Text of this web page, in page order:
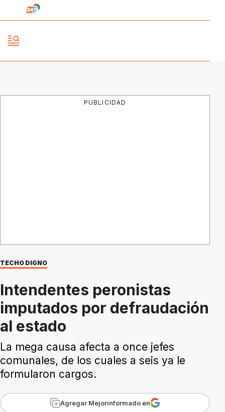
PUBLICIDAD
TECHO DIGNO
Intendentes peronistas
imputados por defraudación
al estado
La mega causa afecta a once jefes
comunales, de los cuales a seis ya le
formularon cargos.
Agregar Mejorinformado en